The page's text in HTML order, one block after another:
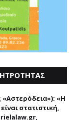
«Η
στατιστική,